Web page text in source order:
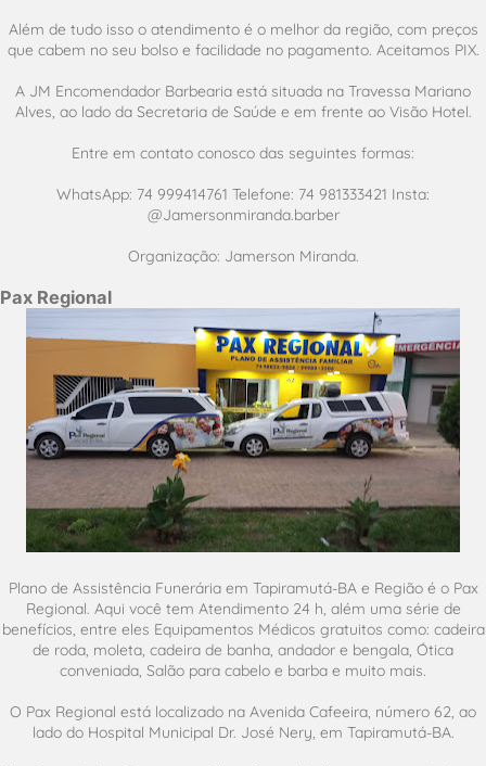
Além de tudo isso o atendimento é o melhor da região, com preços
que cabem no seu bolso e facilidade no pagamento. Aceitamos PIX.
A JM Encomendador Barbearia está situada na Travessa Mariano
Alves, ao lado da Secretaria de Saúde e em frente ao Visão Hotel.
Entre em contato conosco das seguintes formas:
WhatsApp: 74 999414761 Telefone: 74 981333421 Insta:
@Jamersonmiranda.barber
Organização: Jamerson Miranda.
Pax Regional
Plano de Assistência Funerária em Tapiramutá-BA e Região é o Pax
Regional. Aqui você tem Atendimento 24 h, além uma série de
benefícios, entre eles Equipamentos Médicos gratuitos como: cadeira
de roda, moleta, cadeira de banha, andador e bengala, Ótica
conveniada, Salão para cabelo e barba e muito mais.
O Pax Regional está localizado na Avenida Cafeeira, número 62, ao
lado do Hospital Municipal Dr. José Nery, em Tapiramutá-BA.